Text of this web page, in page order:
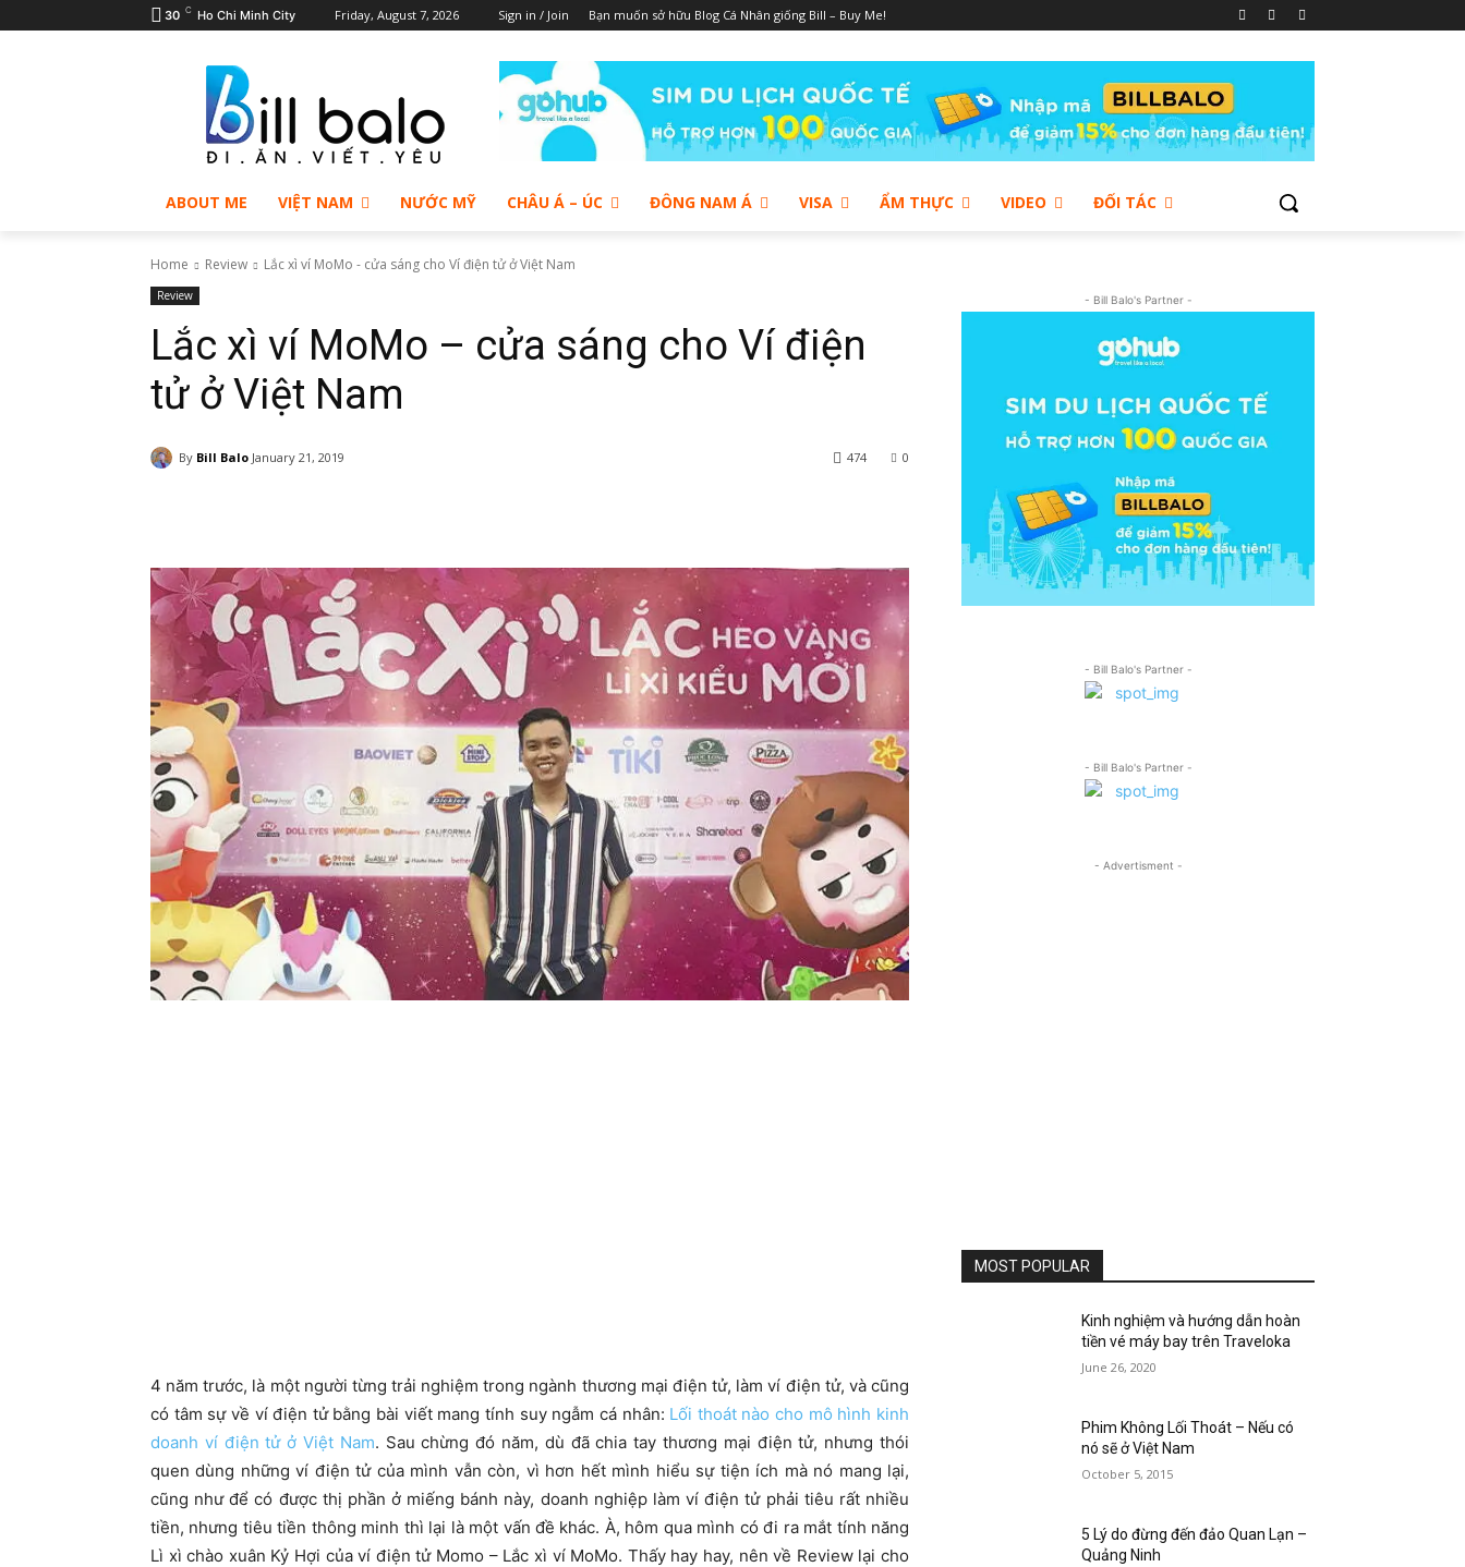
30 C Ho Chi Minh City Friday, August 7, 2026 Sign in / Join Bạn muốn sở hữu Blog Cá Nhân giống Bill – Buy Me!
ABOUT ME VIỆT NAM NƯỚC MỸ CHÂU Á – ÚC ĐÔNG NAM Á VISA ẨM THỰC VIDEO ĐỐI TÁC
Home Review Lắc xì ví MoMo - cửa sáng cho Ví điện tử ở Việt Nam
Review
Lắc xì ví MoMo – cửa sáng cho Ví điện
tử ở Việt Nam
By Bill Balo January 21, 2019 0
474
4 năm trước, là một người từng trải nghiệm trong ngành thương mại điện tử, làm ví điện tử, và cũng
có tâm sự về ví điện tử bằng bài viết mang tính suy ngẫm cá nhân: Lối thoát nào cho mô hình kinh
doanh ví điện tử ở Việt Nam. Sau chừng đó năm, dù đã chia tay thương mại điện tử, nhưng thói
quen dùng những ví điện tử của mình vẫn còn, vì hơn hết mình hiểu sự tiện ích mà nó mang lại,
cũng như để có được thị phần ở miếng bánh này, doanh nghiệp làm ví điện tử phải tiêu rất nhiều
tiền, nhưng tiêu tiền thông minh thì lại là một vấn đề khác. À, hôm qua mình có đi ra mắt tính năng
Lì xì chào xuân Kỷ Hợi của ví điện tử Momo – Lắc xì ví MoMo. Thấy hay hay, nên về Review lại cho
- Bill Balo's Partner -
- Bill Balo's Partner -
- Bill Balo's Partner -
- Advertisment -
MOST POPULAR
Kinh nghiệm và hướng dẫn hoàn
tiền vé máy bay trên Traveloka
June 26, 2020
Phim Không Lối Thoát – Nếu có
nó sẽ ở Việt Nam
October 5, 2015
5 Lý do đừng đến đảo Quan Lạn –
Quảng Ninh